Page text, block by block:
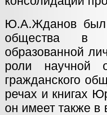
Ю.А.Жданов был
общества в
образованной
роли научной
гражданского
речах и книгах
он имеет также в